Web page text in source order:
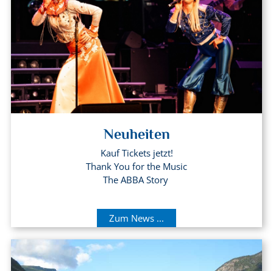
Neuheiten
Kauf Tickets jetzt!
Thank You for the Music
The ABBA Story
Zum News ...